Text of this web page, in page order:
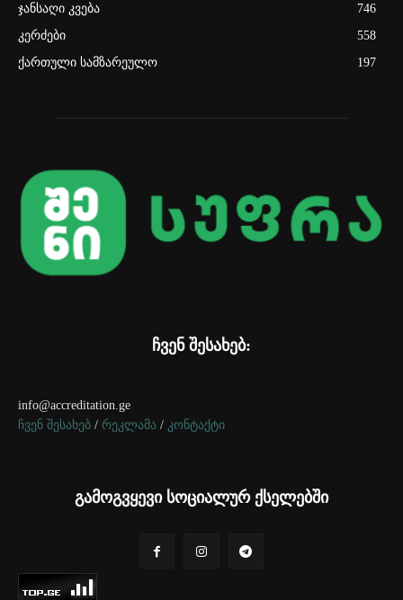
ჯანსაღი კვება
746
კერძები
558
ქართული სამზარეულო
197
ჩვენ შესახებ:
info@accreditation.ge
ჩვენ შესახებ / რეკლამა / კონტაქტი
გამოგვყევი სოციალურ ქსელებში